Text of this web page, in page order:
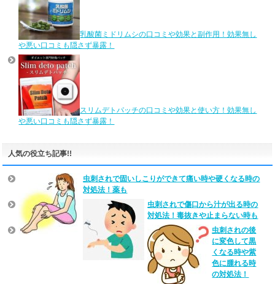
乳酸菌ミドリムシの口コミや効果と副作用！効果無し
や悪い口コミも隠さず暴露！
スリムデトパッチの口コミや効果と使い方！効果無し
や悪い口コミも隠さず暴露！
人気の役立ち記事!!
虫刺されで固いしこりができて痛い時や硬くなる時の
対処法！薬も
虫刺されで傷口から汁が出る時の
対処法！毒抜きや止まらない時も
虫刺されの後
に変色して黒
くなる時や紫
色に腫れる時
の対処法！